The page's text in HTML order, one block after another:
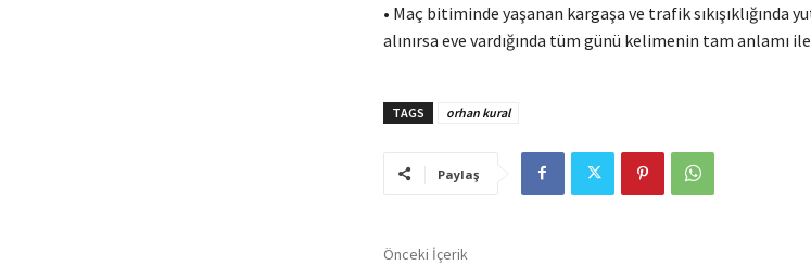
• Maç bitiminde yaşanan kargaşa ve trafik sıkışıklığında
alınırsa eve vardığında tüm günü kelimenin tam anlamı
TAGS orhan kural
Paylaş
Önceki İçerik